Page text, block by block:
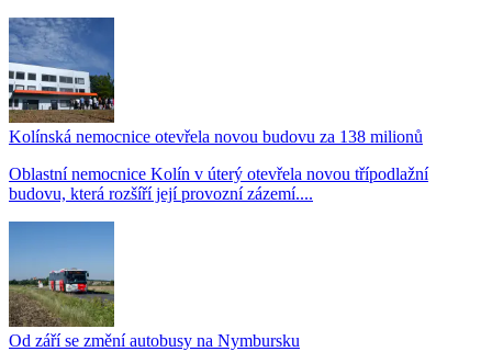
Kolínská nemocnice otevřela novou budovu za 138 milionů
Oblastní nemocnice Kolín v úterý otevřela novou třípodlažní
budovu, která rozšíří její provozní zázemí....
Od září se změní autobusy na Nymbursku